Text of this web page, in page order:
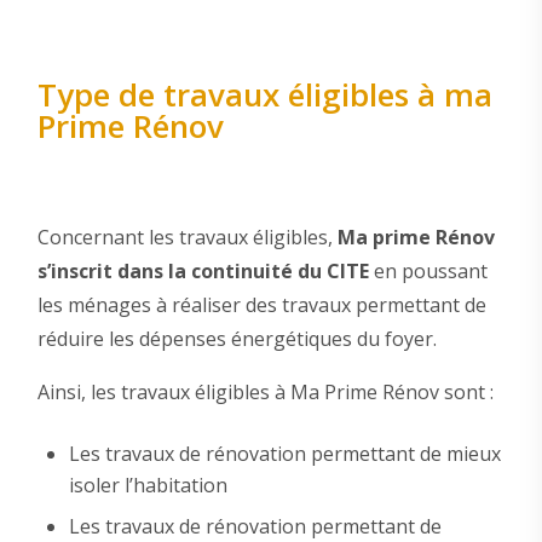
Type de travaux éligibles à ma
Prime Rénov
Concernant les travaux éligibles, Ma prime Rénov
s’inscrit dans la continuité du CITEen poussant
les ménages à réaliser des travaux permettant de
réduire les dépenses énergétiques du foyer.
Ainsi, les travaux éligibles à Ma Prime Rénov sont :
Les travaux de rénovation permettant de mieux
isoler l’habitation
Les travaux de rénovation permettant de